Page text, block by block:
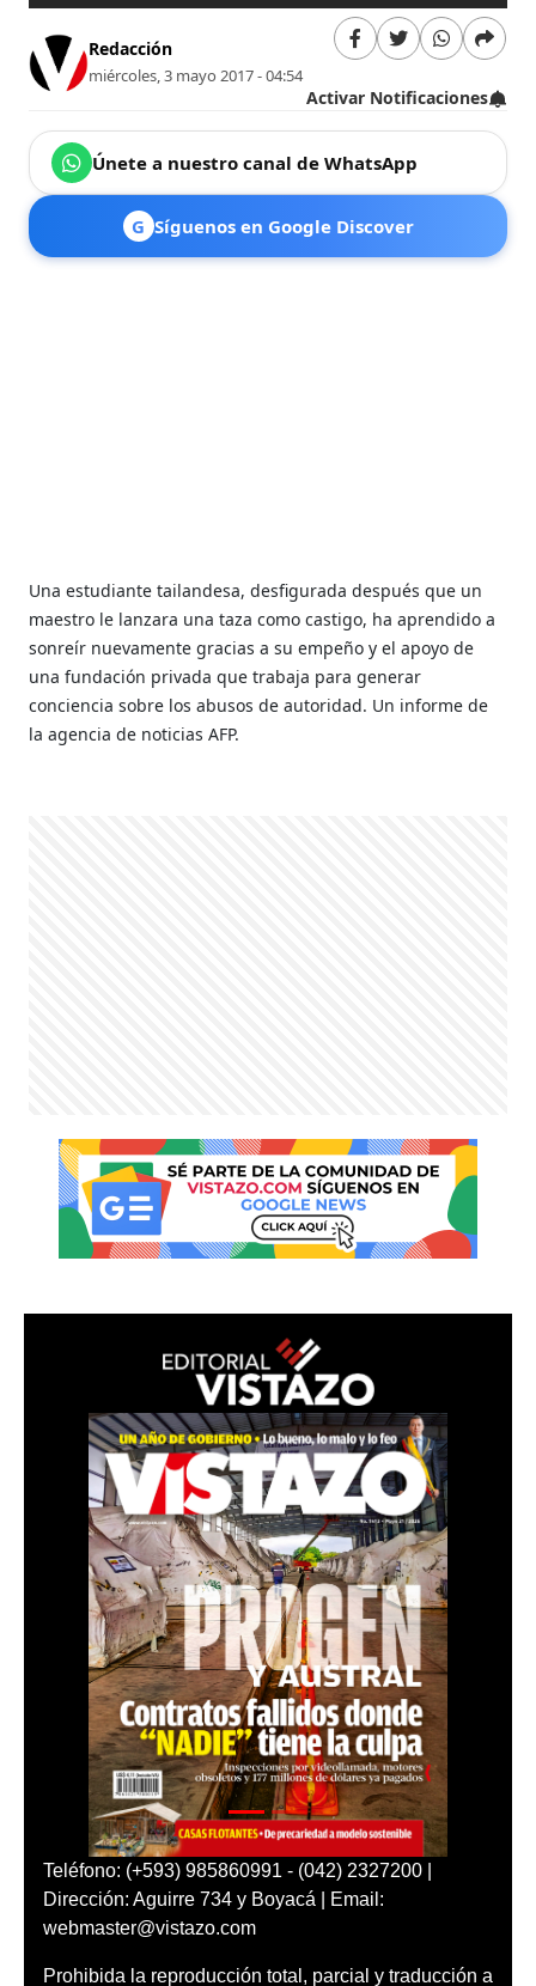
Redacción
miércoles, 3 mayo 2017 - 04:54
Activar Notificaciones
Únete a nuestro canal de WhatsApp
G Síguenos en Google Discover
Una estudiante tailandesa, desfigurada después que un
maestro le lanzara una taza como castigo, ha aprendido a
sonreír nuevamente gracias a su empeño y el apoyo de
una fundación privada que trabaja para generar
conciencia sobre los abusos de autoridad. Un informe de
la agencia de noticias AFP.
Teléfono: (+593) 985860991 - (042) 2327200 |
Dirección: Aguirre 734 y Boyacá | Email:
webmaster@vistazo.com
Prohibida la reproducción total, parcial y traducción a